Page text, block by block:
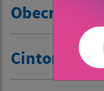
Obecné